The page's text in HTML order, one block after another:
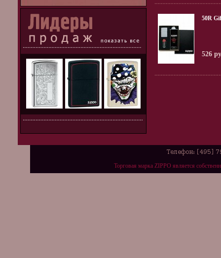
50R
526
Торговая марка ZIPPO является